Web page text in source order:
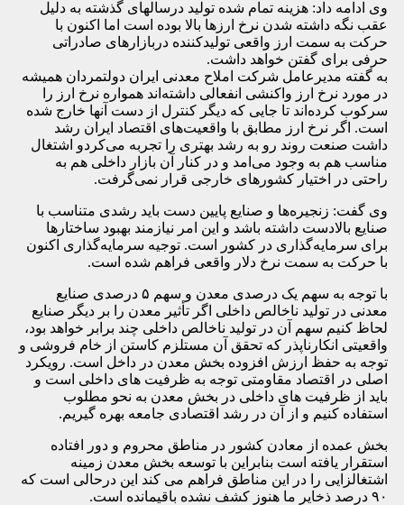
وی ادامه داد:‌ هزینه تمام شده تولید درسالهای گذشته به دلیل
عقب نگه داشته شدن نرخ ارزها بالا بوده است اما اکنون با
حرکت به سمت ارز واقعی تولیدکننده دربازارهای صادراتی
حرفی برای گفتن خواهد داشت.
به گفته مدیرعامل شرکت املاح معدنی ایران دولتمردان همیشه
در مورد نرخ ارز واکنشی انفعالی داشته‌اند همواره نرخ ارز را
سرکوب کرده‌اند تا جایی که دیگر کنترل از دست آنها خارج شده
است. اگر نرخ ارز مطابق با واقعیت‌های اقتصاد ایران رشد
داشت صنعت روند رو به رشد بهتری را تجربه می‌کردو اشتغال
مناسب هم به وجود می‌امد و در کنار آن بازار داخلی هم به
راحتی در اختیار کشورهای خارجی قرار نمی‌گرفت.
وی گفت:‌ زنجیره‌ها و صنایع پایین دست باید رشدی متناسب با
صنایع بالادست داشته باشد و این امر نیازمند بهبود ساختارها
برای سرمایه‌گذاری در کشور است. توجیه سرمایه‌گذاری اکنون
با حرکت به سمت نرخ دلار واقعی فراهم شده است.
با توجه به سهم یک درصدی معدن و سهم ۵ درصدی صنایع
معدنی در تولید ناخالص داخلی اگر تأثیر معدن را بر دیگر صنایع
لحاظ کنیم سهم آن در تولید ناخالص داخلی چند برابر خواهد بود،
واقعیتی انکارناپذر که تحقق آن مستلزم کاستن از خام فروشی و
توجه به حفظ ارزش افزوده بخش معدن در داخل است. رویکرد
اصلی در اقتصاد مقاومتی توجه به ظرفیت های داخلی است و
باید از ظرفیت های داخلی در بخش معدن به نحو مطلوب
استفاده کنیم و از آن در رشد اقتصادی جامعه بهره گیریم.
بخش عمده از معادن کشور در مناطق محروم و دور افتاده
استقرار یافته است بنابراین با توسعه بخش معدن زمینه
اشتغالزایی را در این مناطق فراهم می کند این درحالی است که
۹۰ درصد ذخایر ما هنوز کشف نشده باقیمانده است.